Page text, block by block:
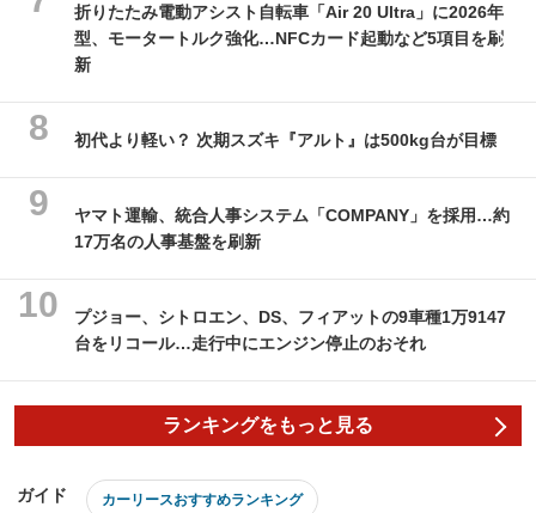
折りたたみ電動アシスト自転車「Air 20 Ultra」に2026年
型、モータートルク強化…NFCカード起動など5項目を刷
新
初代より軽い？ 次期スズキ『アルト』は500kg台が目標
ヤマト運輸、統合人事システム「COMPANY」を採用…約
17万名の人事基盤を刷新
プジョー、シトロエン、DS、フィアットの9車種1万9147
台をリコール…走行中にエンジン停止のおそれ
ランキングをもっと見る
ガイド カーリースおすすめランキング